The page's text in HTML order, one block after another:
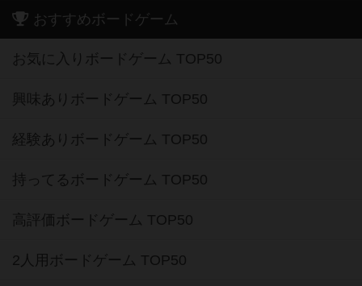
おすすめボードゲーム
お気に入りボードゲーム TOP50
興味ありボードゲーム TOP50
経験ありボードゲーム TOP50
持ってるボードゲーム TOP50
高評価ボードゲーム TOP50
2人用ボードゲーム TOP50